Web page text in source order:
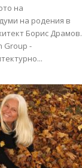
на
на родения в
Борис Драмов.
Group -